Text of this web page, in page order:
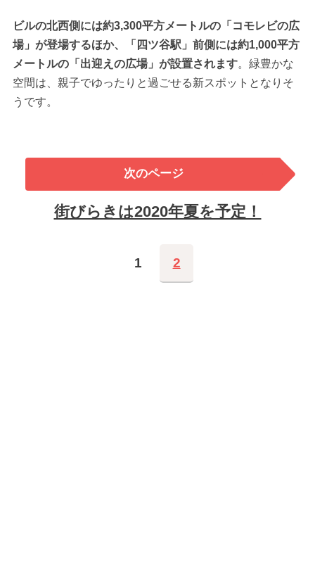
ビルの北西側には約3,300平方メートルの「コモレビの広
場」が登場するほか、「四ツ谷駅」前側には約1,000平方
メートルの「出迎えの広場」が設置されます。緑豊かな
空間は、親子でゆったりと過ごせる新スポットとなりそ
うです。
次のページ
街びらきは2020年夏を予定！
1 2